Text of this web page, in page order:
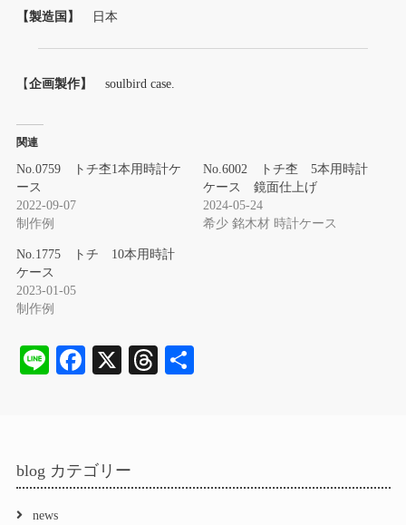
【製造国】 日本
【企画製作】 soulbird case.
関連
No.0759 トチ杢1本用時計ケ
ース
2022-09-07
制作例
No.6002 トチ杢 5本用時計
ケース 鏡面仕上げ
2024-05-24
希少 銘木材 時計ケース
No.1775 トチ 10本用時計
ケース
2023-01-05
制作例
Li
Fa
X
T
blog カテゴリー
news